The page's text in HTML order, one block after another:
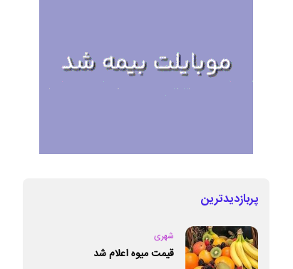
پربازدیدترین
شهری
قیمت میوه اعلام شد